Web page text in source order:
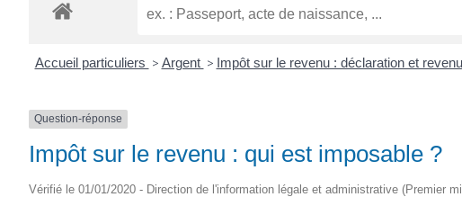
SEMOUSSAC
Accueil particuliers > Argent > Impôt sur le revenu : déclaration et
Question-réponse
Impôt sur le revenu : qui est imposable ?
Vérifié le 01/01/2020 - Direction de l'information légale et administrative (Premier